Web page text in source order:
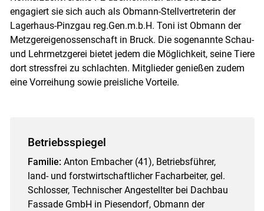
engagiert sie sich auch als Obmann-Stellvertreterin der
Lagerhaus-Pinzgau reg.Gen.m.b.H. Toni ist Obmann der
Metzgereigenossenschaft in Bruck. Die sogenannte Schau-
und Lehrmetzgerei bietet jedem die Möglichkeit, seine Tiere
dort stressfrei zu schlachten. Mitglieder genießen zudem
eine Vorreihung sowie preisliche Vorteile.
Betriebsspiegel
Familie: Anton Embacher (41), Betriebsführer,
land- und forstwirtschaftlicher Facharbeiter, gel.
Schlosser, Technischer Angestellter bei Dachbau
Fassade GmbH in Piesendorf, Obmann der